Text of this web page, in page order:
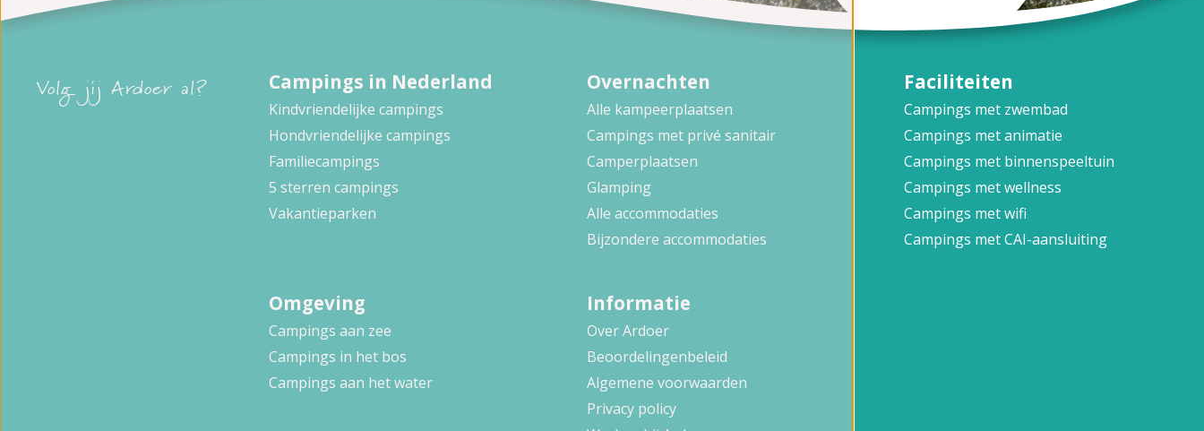
Volg jij Ardoer al? Campings in Nederland
Kindvriendelijke campings
Hondvriendelijke campings
Familiecampings
5 sterren campings
Vakantieparken
Overnachten
Alle kampeerplaatsen
Campings met privé sanitair
Camperplaatsen
Glamping
Alle accommodaties
Bijzondere accommodaties
Faciliteiten
Campings met zwembad
Campings met animatie
Campings met binnenspeeltuin
Campings met wellness
Campings met wifi
Campings met CAI-aansluiting
Omgeving
Campings aan zee
Campings in het bos
Campings aan het water
Informatie
Over Ardoer
Beoordelingenbeleid
Algemene voorwaarden
Privacy policy